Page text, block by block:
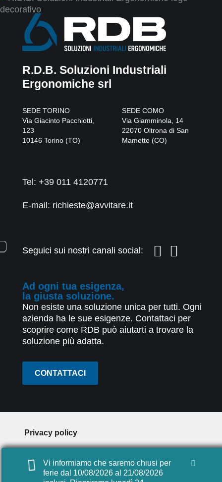
R.D.B. Soluzioni Industriali
Ergonomiche srl
SEDE TORINO
Via Giacinto Pacchiotti,
123
10146 Torino (TO)
SEDE COMO
Via Giamminola, 14
22070 Oltrona di San
Mamette(CO)
Tel: +39 011 4120771
E-mail: richieste@avvitare.it
Seguici sui nostri canali social:
Ad ogni tua esigenza,
la giusta soluzione.
Non esiste una soluzione unica per tutti. Ogni
azienda ha le sue esigenze. Contattaci per
scoprire come RDB può aiutarti a trovare la
soluzione più adatta.
CONTATTACI
Privacy policy
Cookie policy
Digital agency: Videocomp
Vi informiamo che saremo chiusi per
ferie dal 10/08/2026 al 21/08/2026